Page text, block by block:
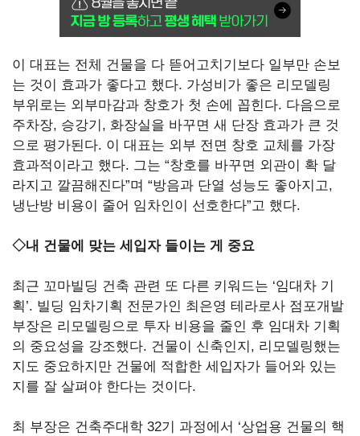
이 대표는 전체 건물을 다 뜯어고치기보다 일부만 손보
는 것이 효과가 좋다고 했다. 가성비가 좋은 리모델링
부위로는 외부마감과 창호가 첫 손에 꼽힌다. 다음으로
주차장, 승강기, 화장실을 바꾸면 새 단장 효과가 큰 것
으로 평가된다. 이 대표는 외부 전면 창호 교체를 가장
효과적이라고 했다. 그는 “창호를 바꾸면 외관이 확 달
라지고 깔끔해진다”며 “방음과 단열 성능도 좋아지고,
냉난방 비용이 줄어 임차인이 선호한다”고 했다.
◇내 건물에 맞는 세입자 들이는 게 중요
최근 꼬마빌딩 건축 관련 또 다른 키워드는 ‘임대차 기
획’. 빌딩 임차기획 전문가인 최은영 테라로사 점포개발
부장은 리모델링으로 투자 비용을 줄인 후 임대차 기획
의 중요성을 강조했다. 건물이 신축인지, 리모델링했는
지도 중요하지만 건물에 적합한 세입자가 들어와 있는
지를 잘 살펴야 한다는 것이다.
최 부장은 건축주대학 32기 과정에서 ‘상업용 건물의 핵